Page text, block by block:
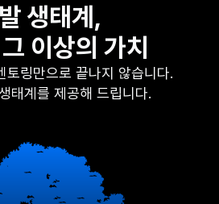
생태계,
이상의 가치
토링만으로 끝나지 않습니다.
태계를 제공해 드립니다.